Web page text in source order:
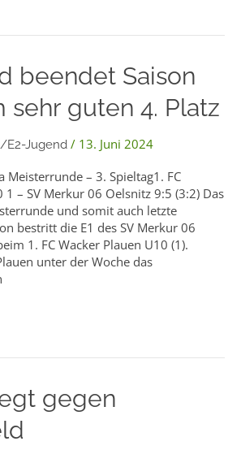
beendet Saison
sehr guten 4. Platz
E2-Jugend / 13. Juni 2024
Meisterrunde – 3. Spieltag1. FC
1 – SV Merkur 06 Oelsnitz 9:5 (3:2) Das
und somit auch letzte
bestritt die E1 des SV Merkur 06
1. FC Wacker Plauen U10 (1).
unter der Woche das
gegen